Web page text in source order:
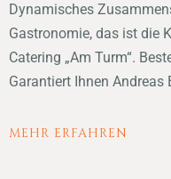
Dynamisches
Gastronomie, das ist die
Catering „Am Turm“.
Garantiert Ihnen Andreas
MEHR ERFAHREN